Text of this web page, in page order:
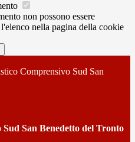
non possono essere
nella pagina della cookie
Comprensivo Sud San
San Benedetto del Tronto